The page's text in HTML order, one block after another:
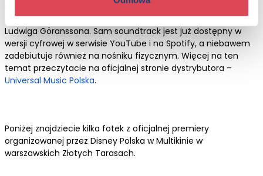
solidnym kinem przygodowym z dopracowanymi efektami
specjalnymi, świetną choreografią i doskonałą muzyką
Ludwiga Göranssona. Sam soundtrack jest już dostępny w
wersji cyfrowej w serwisie YouTube i na Spotify, a niebawem
zadebiutuje również na nośniku fizycznym. Więcej na ten
temat przeczytacie na oficjalnej stronie dystrybutora –
Universal Music Polska.
Poniżej znajdziecie kilka fotek z oficjalnej premiery
organizowanej przez Disney Polska w Multikinie w
warszawskich Złotych Tarasach.